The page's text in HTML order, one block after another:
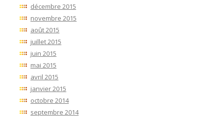
décembre 2015
novembre 2015
août 2015
juillet 2015
juin 2015
mai 2015
avril 2015
janvier 2015
octobre 2014
septembre 2014